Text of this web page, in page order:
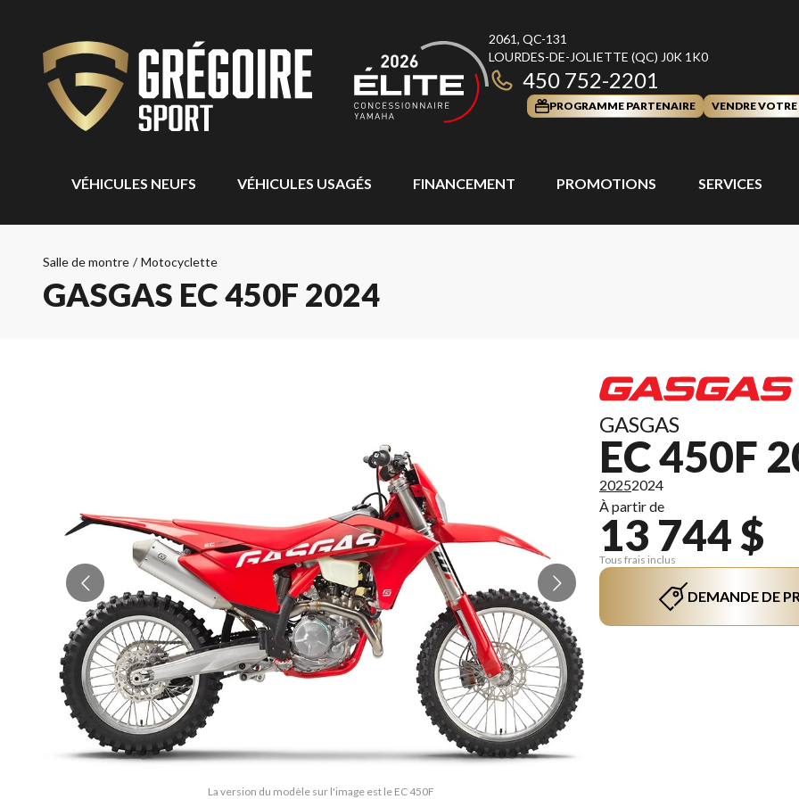
2061, QC-131
LOURDES-DE-JOLIETTE (QC) J0K 1K0
450 752-2201
PROGRAMME PARTENAIRE VENDRE
VÉHICULES NEUFS VÉHICULES USAGÉS FINANCEMENT PROMOTIONS SERVICES
Salle de montre / Motocyclette
GASGAS EC 450F 2024
La version du modèle sur l'image est le EC 450F
GASGAS
EC 450F
20252024
À partir de
13 744 $
Tous frais inclus
DEMANDE DE